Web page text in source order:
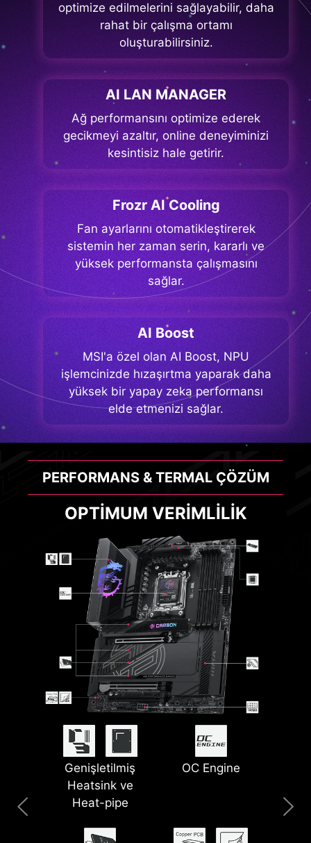
optimize edilmelerini sağlayabilir, daha
rahat bir çalışma ortamı
oluşturabilirsiniz.
AI LAN MANAGER
Ağ performansını optimize ederek
gecikmeyi azaltır, online deneyiminizi
kesintisiz hale getirir.
Frozr AI Cooling
Fan ayarlarını otomatikleştirerek
sistemin her zaman serin, kararlı ve
yüksek performansta çalışmasını
sağlar.
AI Boost
MSI'a özel olan AI Boost, NPU
işlemcinizde hızaşırtma yaparak daha
yüksek bir yapay zeka performansı
elde etmenizi sağlar.
PERFORMANS & TERMAL ÇÖZÜM
OPTİMUM VERİMLİLİK
Genişletilmiş
Heatsink ve
Heat-pipe
OC Engine
Lightning USB
40G
5G LAN + 2.5G
PinSafe PCB
Tasarımı
Smart Button